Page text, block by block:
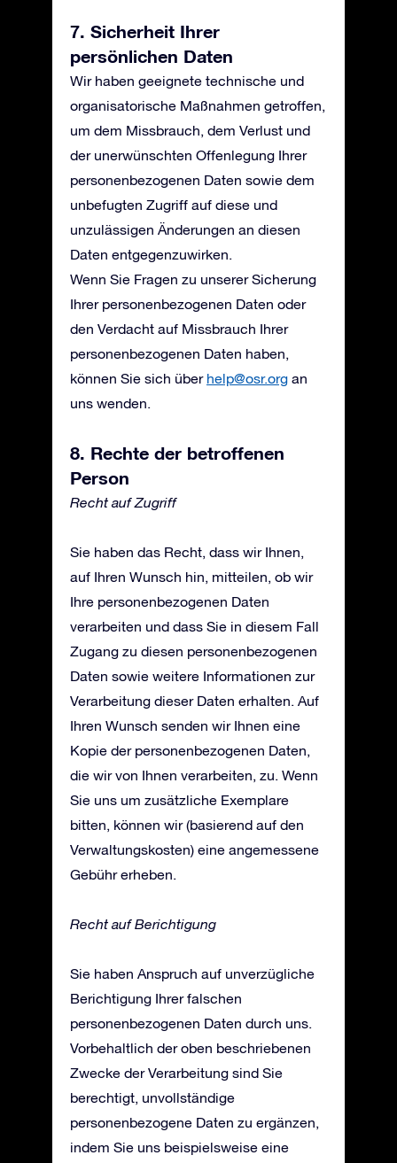
7. Sicherheit Ihrer
persönlichen Daten
Wir haben geeignete technische und
organisatorische Maßnahmen getroffen,
um dem Missbrauch, dem Verlust und
der unerwünschten Offenlegung Ihrer
personenbezogenen Daten sowie dem
unbefugten Zugriff auf diese und
unzulässigen Änderungen an diesen
Daten entgegenzuwirken.
Wenn Sie Fragen zu unserer Sicherung
Ihrer personenbezogenen Daten oder
den Verdacht auf Missbrauch Ihrer
personenbezogenen Daten haben,
können Sie sich über help@osr.org an
uns wenden.
8. Rechte der betroffenen
Person
Recht auf Zugriff
Sie haben das Recht, dass wir Ihnen,
auf Ihren Wunsch hin, mitteilen, ob wir
Ihre personenbezogenen Daten
verarbeiten und dass Sie in diesem Fall
Zugang zu diesen personenbezogenen
Daten sowie weitere Informationen zur
Verarbeitung dieser Daten erhalten. Auf
Ihren Wunsch senden wir Ihnen eine
Kopie der personenbezogenen Daten,
die wir von Ihnen verarbeiten, zu. Wenn
Sie uns um zusätzliche Exemplare
bitten, können wir (basierend auf den
Verwaltungskosten) eine angemessene
Gebühr erheben.
Recht auf Berichtigung
Sie haben Anspruch auf unverzügliche
Berichtigung Ihrer falschen
personenbezogenen Daten durch uns.
Vorbehaltlich der oben beschriebenen
Zwecke der Verarbeitung sind Sie
berechtigt, unvollständige
personenbezogene Daten zu ergänzen,
indem Sie uns beispielsweise eine